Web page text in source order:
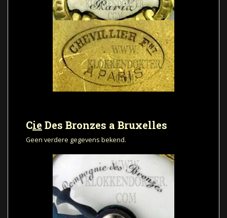
Cie Des Bronzes a Bruxelles
Geen verdere gegevens bekend.